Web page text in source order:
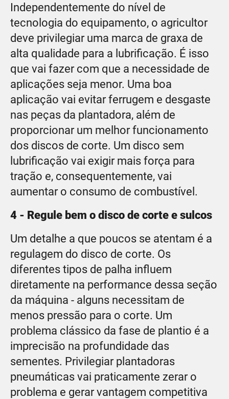
Independentemente do nível de
tecnologia do equipamento, o agricultor
deve privilegiar uma marca de graxa de
alta qualidade para a lubrificação. É isso
que vai fazer com que a necessidade de
aplicações seja menor. Uma boa
aplicação vai evitar ferrugem e desgaste
nas peças da plantadora, além de
proporcionar um melhor funcionamento
dos discos de corte. Um disco sem
lubrificação vai exigir mais força para
tração e, consequentemente, vai
aumentar o consumo de combustível.
4 - Regule bem o disco de corte e sulcos
Um detalhe a que poucos se atentam é a
regulagem do disco de corte. Os
diferentes tipos de palha influem
diretamente na performance dessa seção
da máquina - alguns necessitam de
menos pressão para o corte. Um
problema clássico da fase de plantio é a
imprecisão na profundidade das
sementes. Privilegiar plantadoras
pneumáticas vai praticamente zerar o
problema e gerar vantagem competitiva